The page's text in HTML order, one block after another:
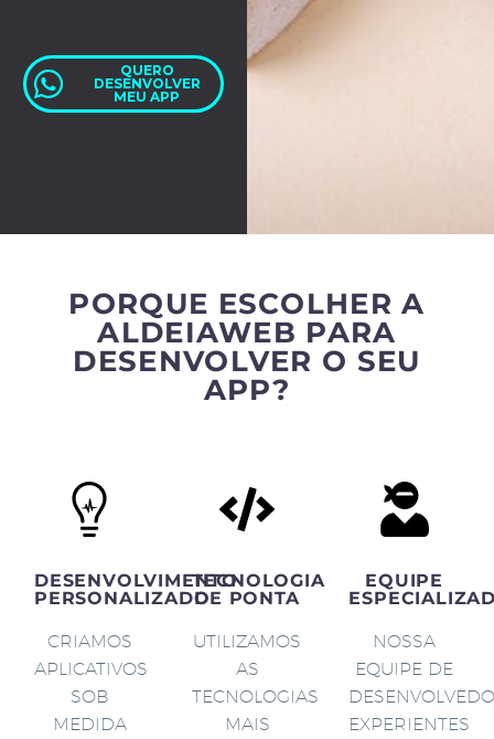
QUERO
DESENVOLVER
MEU APP
PORQUE ESCOLHER A
ALDEIAWEB PARA
DESENVOLVER O SEU
APP?
DESENVOLVIMENTO
PERSONALIZADO
CRIAMOS
APLICATIVOS
SOB
MEDIDA
TECNOLOGIA
DE PONTA
UTILIZAMOS
AS
TECNOLOGIAS
MAIS
EQUIPE
NOSSA
EQUIPE DE
EXPERIENTES